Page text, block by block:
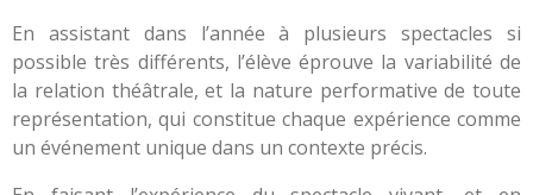
En assistant dans l’année à plusieurs spectacles si
possible très différents, l’élève éprouve la variabilité de
la relation théâtrale, et la nature performative de toute
représentation, qui constitue chaque expérience comme
un événement unique dans un contexte précis.